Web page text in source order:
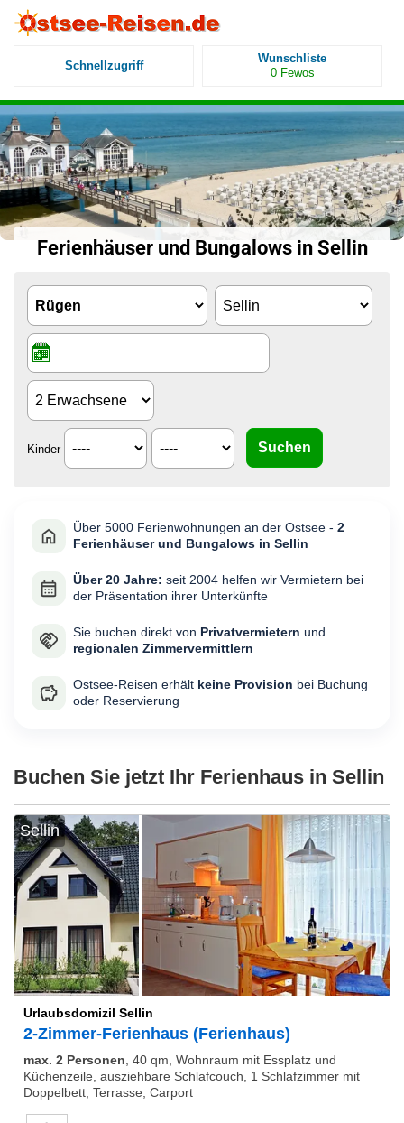
Schnellzugriff
Wunschliste
0 Fewos
Ferienhäuser und Bungalows in Sellin
Kinder
Über 5000 Ferienwohnungen an der Ostsee - 2
Ferienhäuser und Bungalows in Sellin
Über 20 Jahre: seit 2004 helfen wir Vermietern bei
der Präsentation ihrer Unterkünfte
Sie buchen direkt von Privatvermietern und
regionalen Zimmervermittlern
Ostsee-Reisen erhält keine Provision bei Buchung
oder Reservierung
Buchen Sie jetzt Ihr Ferienhaus in Sellin
Sellin
Urlaubsdomizil Sellin
2-Zimmer-Ferienhaus (Ferienhaus)
max. 2 Personen 40 qm, Wohnraum mit Essplatz und
Küchenzeile, ausziehbare Schlafcouch, 1 Schlafzimmer mit
Doppelbett, Terrasse, Carport